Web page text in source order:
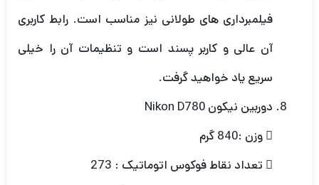
فیلمبرداری های طولانی نیز مناسب است. رابط کاربری
آن عالی و کاربر پسند است و تنظیمات آن را خیلی
سریع یاد خواهید گرفت.
دوربین نیکون Nikon D780
 وزن :840 گرم
 تعداد نقاط فوکوس اتوماتیک : 273